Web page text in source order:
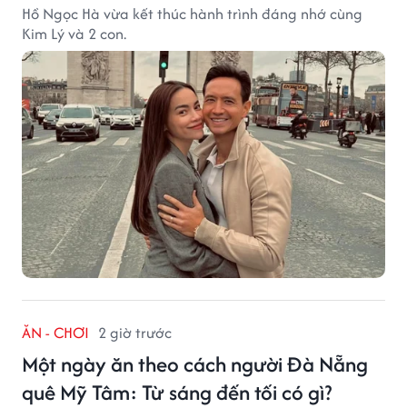
Hồ Ngọc Hà vừa kết thúc hành trình đáng nhớ cùng
Kim Lý và 2 con.
ĂN - CHƠI 2 giờ trước
Một ngày ăn theo cách người Đà Nẵng
quê Mỹ Tâm: Từ sáng đến tối có gì?